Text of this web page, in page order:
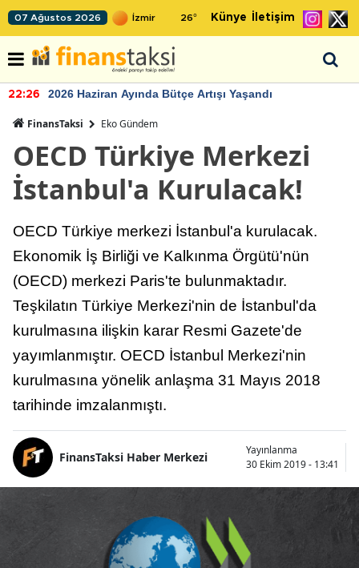
07 Ağustos 2026 26° Künye İletişim
22:26 2026 Haziran Ayında Bütçe Artışı Yaşandı
FinansTaksi Eko Gündem
OECD Türkiye Merkezi
İstanbul'a Kurulacak!
OECD Türkiye merkezi İstanbul'a kurulacak.
Ekonomik İş Birliği ve Kalkınma Örgütü'nün
(OECD) merkezi Paris'te bulunmaktadır.
Teşkilatın Türkiye Merkezi'nin de İstanbul'da
kurulmasına ilişkin karar Resmi Gazete'de
yayımlanmıştır. OECD İstanbul Merkezi'nin
kurulmasına yönelik anlaşma 31 Mayıs 2018
tarihinde imzalanmıştı.
FinansTaksi Haber Merkezi
Yayınlanma
30 Ekim 2019 - 13:41